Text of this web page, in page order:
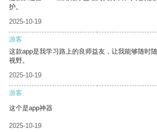
护。
2025-10-19
游客
这款app是我学习路上的良师益友，让我能够随时
视野。
2025-10-19
游客
这个是app神器
2025-10-19